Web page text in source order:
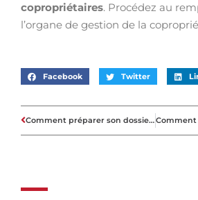
copropriétaires. Procédez au
l’organe de gestion de la
Facebook Twitter
Comment préparer son dossier de prêt immobilier?